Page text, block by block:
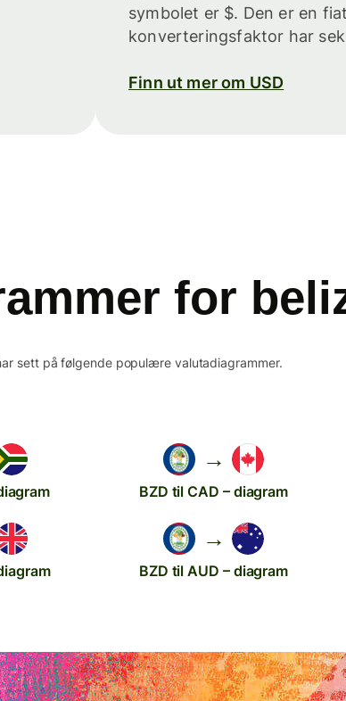
symbolet er $. Den er en
konverteringsfaktor har
Finn ut mer om USD
for
sett på følgende populære valutadiagrammer.
→
BZD til CAD – diagram
→
BZD til AUD – diagram